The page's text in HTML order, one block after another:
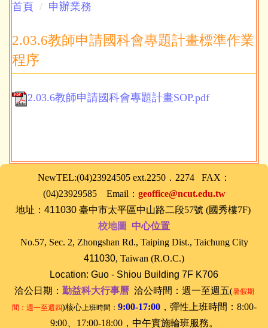
首頁 申辦業務
2.03.6教師申請國科會專題計畫標準作業
程序
2.03.6教師申請國科會專題計畫SOP.pdf
NewTEL:(04)23924505 ext.2250．2274 FAX：
(04)23929585 Email： geoffice@ncut.edu.tw
地址： 411030臺中市太平區中山路二段57號 (國秀樓7F)
校地圖
中心位置
No.57, Sec. 2, Zhongshan Rd., Taiping Dist., Taichung City
411030, Taiwan (R.O.C.)
Location: Guo - Shiou Building 7F K706
洽公日期： 勤益科大行事曆 洽公時間： 週一至週五(暑假期
間：週一至週四)核心上班時間： 9:00-17:00， 彈性上班時間：8:00-
9:00、17:00-18:00， 中午實施輪班服務。